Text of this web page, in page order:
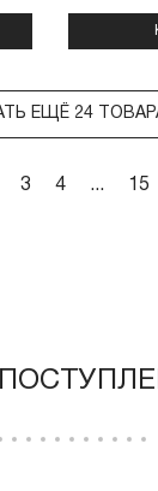
ЕЩЁ 24
3 4 ... 15